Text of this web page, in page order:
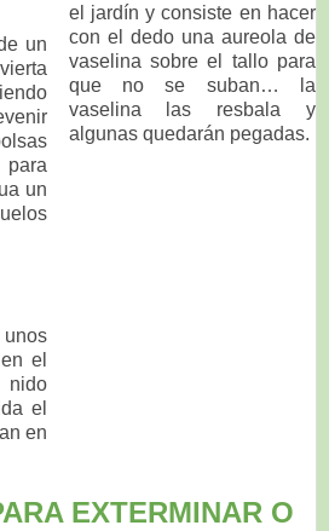
un
un
el
el
en
el jardín y consiste en hacer
con el dedo una aureola de
vaselina sobre el tallo para
que no se suban… la
vaselina las resbala y
algunas quedarán pegadas.
EXTERMINAR O